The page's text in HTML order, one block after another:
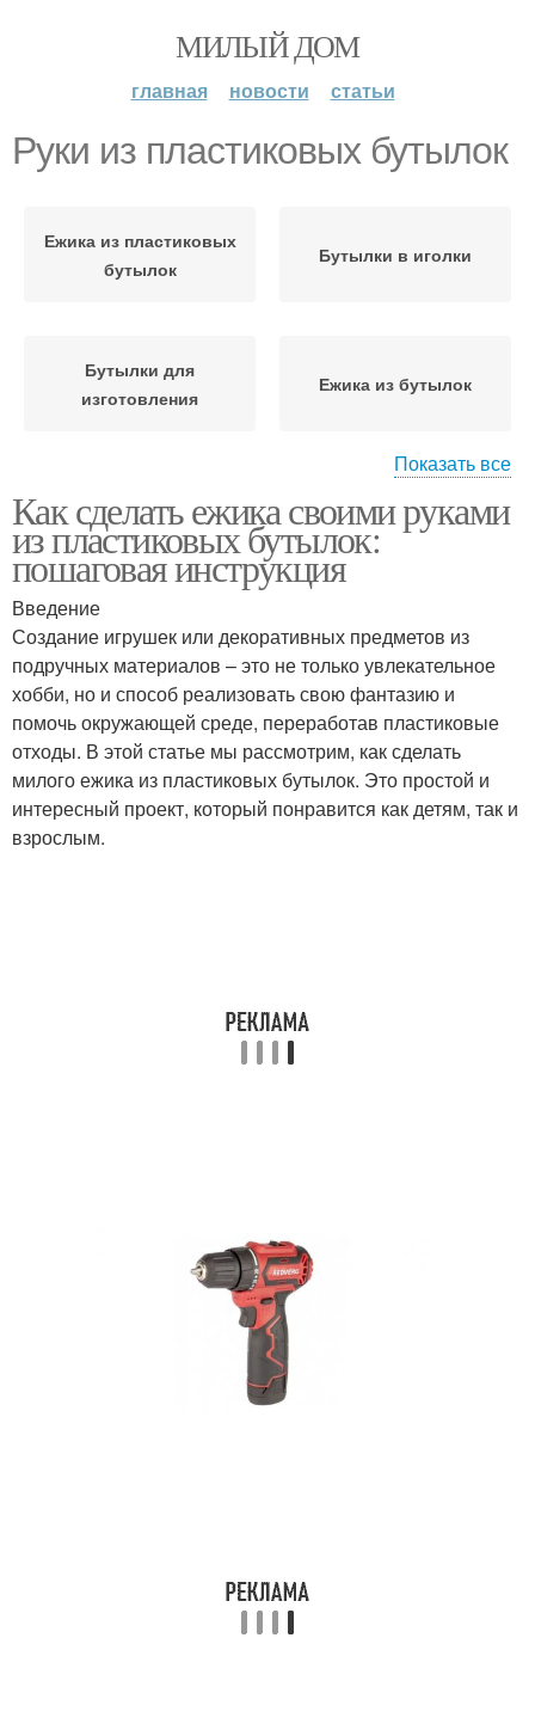
МИЛЫЙ ДОМ
главная новости статьи
Руки из пластиковых бутылок
Ежика из пластиковых
бутылок
Бутылки в иголки
Бутылки для
изготовления
Ежика из бутылок
пластиковых бутылок
бутылок
Бордюры из
пластиковых бутылок
Заборчик из
пластиковых бутылок
Пластиковые бутылки Клумбы из бутылок
Павлин из пластиковой
Показать все
Как сделать ежика своими руками
из пластиковых бутылок:
пошаговая инструкция
Введение
Создание игрушек или декоративных предметов из
подручных материалов – это не только увлекательное
хобби, но и способ реализовать свою фантазию и
помочь окружающей среде, переработав пластиковые
отходы. В этой статье мы рассмотрим, как сделать
милого ежика из пластиковых бутылок. Это простой и
интересный проект, который понравится как детям, так и
взрослым.